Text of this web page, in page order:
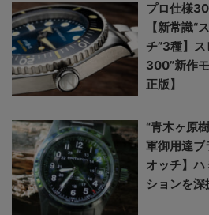
プロ仕様
【新常識“
チ”3種】
300”新作
正版】
“青木ヶ原
軍御用達ブ
オッチ】ハ
ションを深